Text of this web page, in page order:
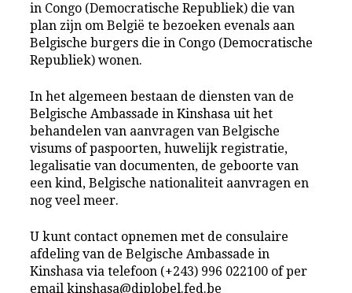
in Congo (Democratische Republiek) die van
plan zijn om België te bezoeken evenals aan
Belgische burgers die in Congo (Democratische
Republiek) wonen.
In het algemeen bestaan de diensten van de
Belgische Ambassade in Kinshasa uit het
behandelen van aanvragen van Belgische
visums of paspoorten, huwelijk registratie,
legalisatie van documenten, de geboorte van
een kind, Belgische nationaliteit aanvragen en
nog veel meer.
U kunt contact opnemen met de consulaire
afdeling van de Belgische Ambassade in
Kinshasa via telefoon (+243) 996 022100 of per
email kinshasa@diplobel.fed.be